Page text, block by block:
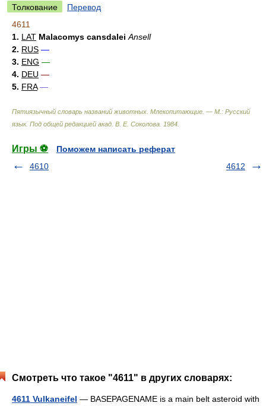
Толкование
Перевод
4611
1. LAT Malacomys cansdalei Ansell
2. RUS —
3. ENG —
4. DEU —
5. FRA —
Пятиязычный словарь названий животных. Млекопитающие. — М.: Русский
язык. Под общей редакцией акад. В. Е. Соколова 1984
Игры ⚽
Поможем написать реферат
4610
4612
Смотреть что такое "4611" в других словарях:
4611 Vulkaneifel — BASEPAGENAME is a main belt asteroid with